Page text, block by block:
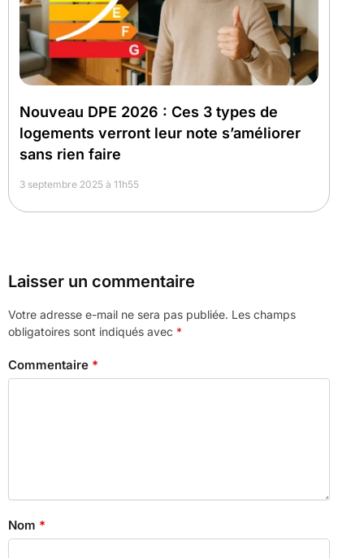
Nouveau DPE 2026 : Ces 3 types de
logements verront leur note s’améliorer
sans rien faire
3 septembre 2025 à 11h55
Laisser un commentaire
Votre adresse e-mail ne sera pas publiée. Les champs
obligatoires sont indiqués avec *
Commentaire *
Nom *